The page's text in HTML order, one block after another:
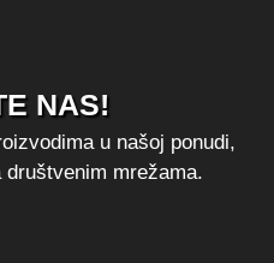
NAS!
u našoj ponudi,
mrežama.